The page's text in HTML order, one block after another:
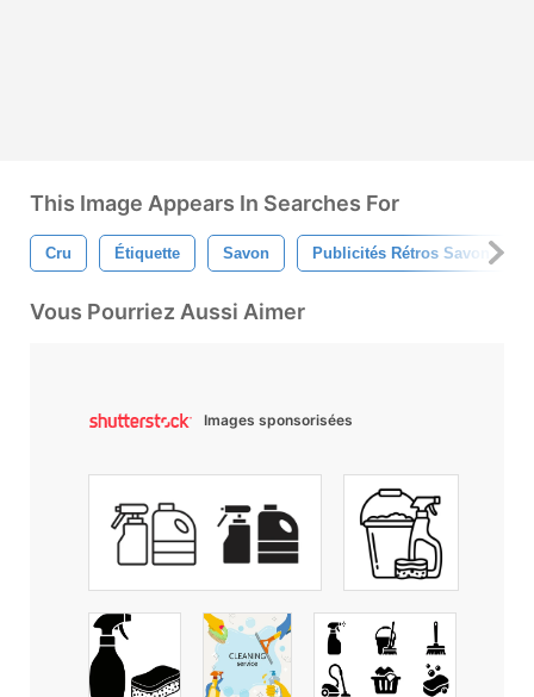
This Image Appears In Searches For
Cru Étiquette Savon Publicités Rétros Savon À
Vous Pourriez Aussi Aimer
Images sponsorisées